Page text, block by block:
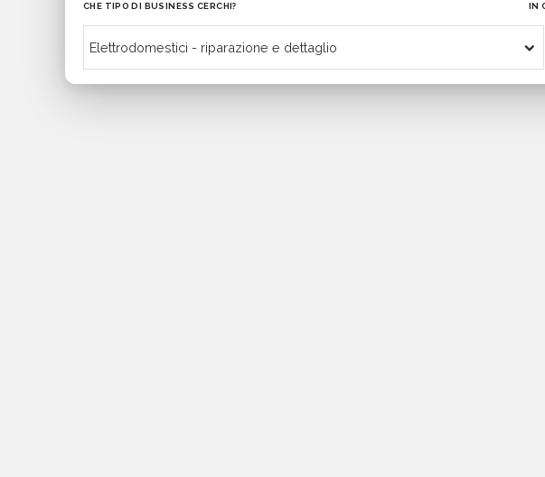
CHE TIPO DI BUSINESS CERCHI? IN